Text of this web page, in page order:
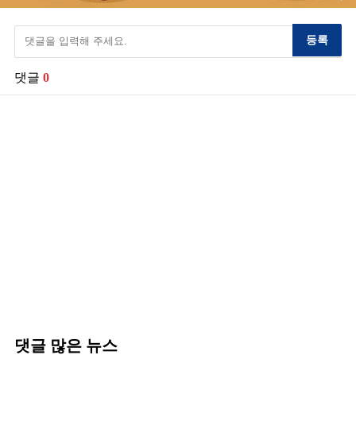
등록
댓글 0
댓글 많은 뉴스